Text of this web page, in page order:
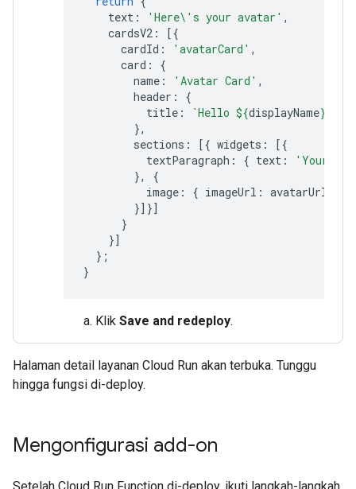
text : 'Here\'s your avatar' ,
cardsV2 :
[{
cardId : 'avatarCard' ,
card :
{
name : 'Avatar Card' ,
header :
{
title : `Hello ${displayName}
},
sections : [{ widgets :
[{
textParagraph : { text :
'Your
},
{
image : { imageUrl : avatarUrl
}]}]
}
}]
};
}
Klik Save and redeploy.
Halaman detail layanan Cloud Run akan terbuka. Tunggu
hingga fungsi di-deploy.
Mengonfigurasi add-on